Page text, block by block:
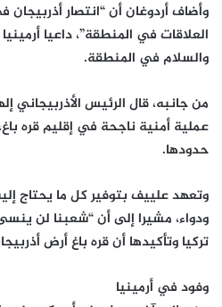
وأضاف أردوغان أن “انتصار
العلاقات في المنطقة”، داعيا
والسلام في المنطقة.
من جانبه، قال الرئيس الأذربيجاني
عملية أمنية ناجحة في إقليم قره
حدودها.
وتعهد علييف بتوفير كل ما يحتاج
ودواء، مشيرا إلى أن “شعبنا لن
تركيا وتأكيدها أن قره باغ أرض
وفود في أرمينيا